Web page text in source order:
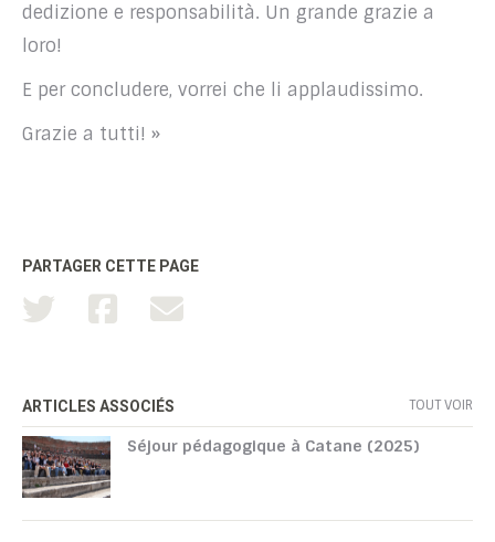
dedizione e responsabilità. Un grande grazie a
loro!
E per concludere, vorrei che li applaudissimo.
Grazie a tutti! »
PARTAGER CETTE PAGE
ARTICLES ASSOCIÉS TOUT VOIR
Séjour pédagogique à Catane (2025)